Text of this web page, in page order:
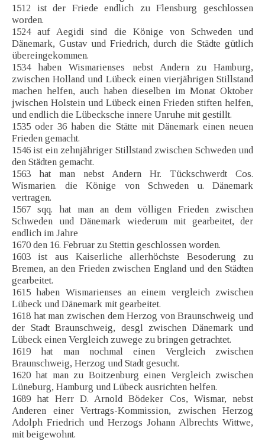
1512 ist der Friede endlich zu Flensburg geschlossen
worden.
1524 auf Aegidi sind die Könige von Schweden und
Dänemark, Gustav und Friedrich, durch die Städte gütlich
übereingekommen.
1534 haben Wismarienses nebst Andern zu Hamburg,
zwischen Holland und Lübeck einen vierjährigen Stillstand
machen helfen, auch haben dieselben im Monat Oktober
jwischen Holstein und Lübeck einen Frieden stiften helfen,
und endlich die Lübecksche innere Unruhe mit gestillt.
1535 oder 36 haben die Stätte mit Dänemark einen neuen
Frieden gemacht.
1546 ist ein zehnjähriger Stillstand zwischen Schweden und
den Städten gemacht.
1563 hat man nebst Andern Hr. Tückschwerdt Cos.
Wismarien. die Könige von Schweden u. Dänemark
vertragen.
1567 sqq. hat man an dem völligen Frieden zwischen
Schweden und Dänemark wiederum mit gearbeitet, der
endlich im Jahre
1670 den 16. Februar zu Stettin geschlossen worden.
1603 ist aus Kaiserliche allerhöchste Besoderung zu
Bremen, an den Frieden zwischen England und den Städten
gearbeitet.
1615 haben Wismarienses an einem vergleich zwischen
Lübeck und Dänemark mit gearbeitet.
1618 hat man zwischen dem Herzog von Braunschweig und
der Stadt Braunschweig, desgl zwischen Dänemark und
Lübeck einen Vergleich zuwege zu bringen getrachtet.
1619 hat man nochmal einen Vergleich zwischen
Braunschweig, Herzog und Stadt gesucht.
1620 hat man zu Boitzenburg einen Vergleich zwischen
Lüneburg, Hamburg und Lübeck ausrichten helfen.
1689 hat Herr D. Arnold Bödeker Cos, Wismar, nebst
Anderen einer Vertrags-Kommission, zwischen Herzog
Adolph Friedrich und Herzogs Johann Albrechts Wittwe,
mit beigewohnt.